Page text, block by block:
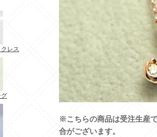
※こちらの商品は受注生産
合がございます。
レス